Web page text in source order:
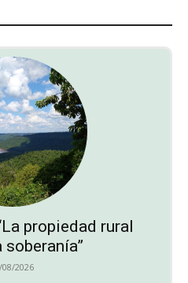
propiedad rural
08/2026